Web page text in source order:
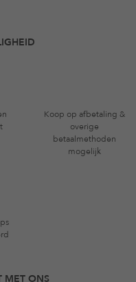
Koop op afbetaling &
overige
betaalmethoden
mogelijk
MET ONS